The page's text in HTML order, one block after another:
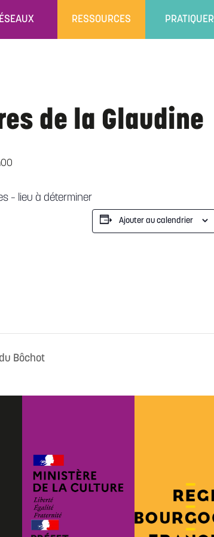
RESSOURCES PRATIQUER
de la Glaudine
– lieu à déterminer
Ajouter au calendrier
Bôchot